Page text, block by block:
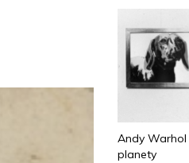
Andy
planety